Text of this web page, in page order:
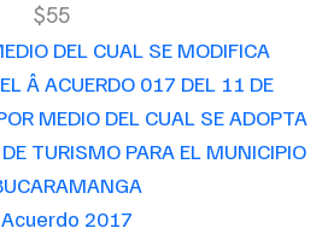
$55
2017